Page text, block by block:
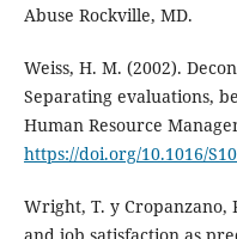
Abuse Rockville, MD.
Weiss, H. M. (2002).
Separating evaluations,
Human Resource
https://doi.org/10.1016/
Wright, T. y Cropanzano,